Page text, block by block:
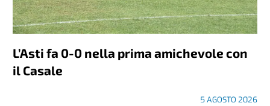
L’Asti fa 0-0 nella prima amichevole con
il Casale
5 AGOSTO 2026